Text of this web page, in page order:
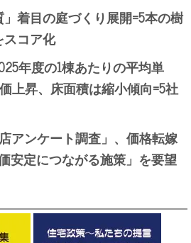
着目の庭づくり展開=5本の樹
コア化
年度の1棟あたりの平均単
上昇、床面積は縮小傾向=5社
アンケート調査」、価格転嫁
安定につながる施策」を要望